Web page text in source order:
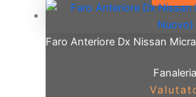
Faro Anteriore Dx Nissan
Fanaleria